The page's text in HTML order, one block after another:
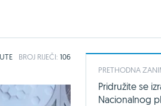
BROJ RIJEČI: 106
PRETHODNA
Pridružite se
Nacionalnog